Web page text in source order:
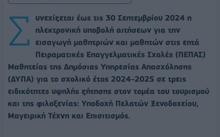
Σ
υνεχίζεται έως τις 30 Σεπτεμβρίου 2024 η
ηλεκτρονική υποβολή αιτήσεων για την
εισαγωγή μαθητριών και μαθητών στις επτά
Πειραματικές Επαγγελματικές Σχολές (ΠΕΠΑΣ)
Μαθητείας της Δημόσιας Υπηρεσίας Απασχόλησης
(ΔΥΠΑ) για το σχολικό έτος 2024–2025 σε τρεις
ειδικότητες υψηλής ζήτησης στον τομέα του τουρισμού
και της φιλοξενίας: Υποδοχή Πελατών Ξενοδοχείου,
Μαγειρική Τέχνη και Επισιτισμός.